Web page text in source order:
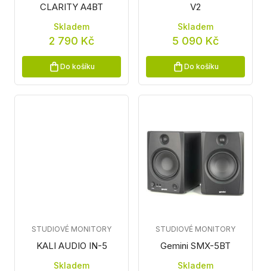
CLARITY A4BT
Skladem
2 790 Kč
Do košíku
V2
Skladem
5 090 Kč
Do košíku
KALI AUDIO IN-5
STUDIOVÉ MONITORY
Skladem
Gemini SMX-5BT
STUDIOVÉ MONITORY
Skladem